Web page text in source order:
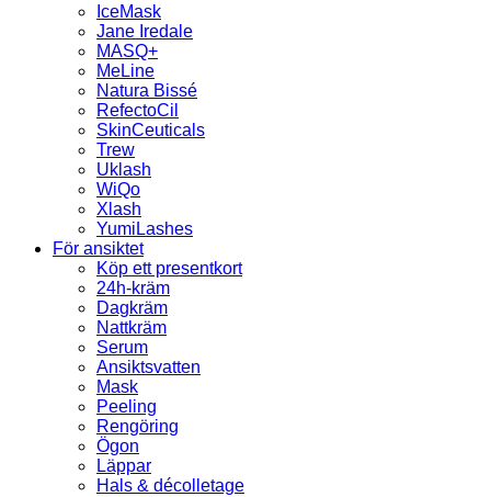
IceMask
Jane Iredale
MASQ+
MeLine
Natura Bissé
RefectoCil
SkinCeuticals
Trew
Uklash
WiQo
Xlash
YumiLashes
För ansiktet
Köp ett presentkort
24h-kräm
Dagkräm
Nattkräm
Serum
Ansiktsvatten
Mask
Peeling
Rengöring
Ögon
Läppar
Hals & décolletage